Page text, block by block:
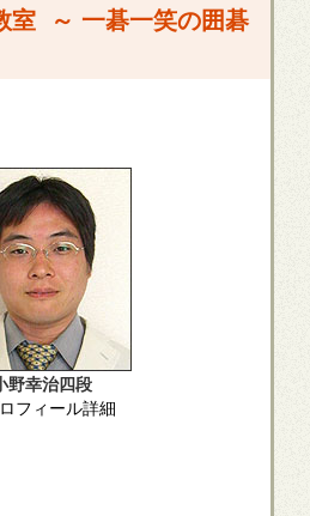
室 ～ 一碁一笑の囲碁
野幸治四段
フィール詳細